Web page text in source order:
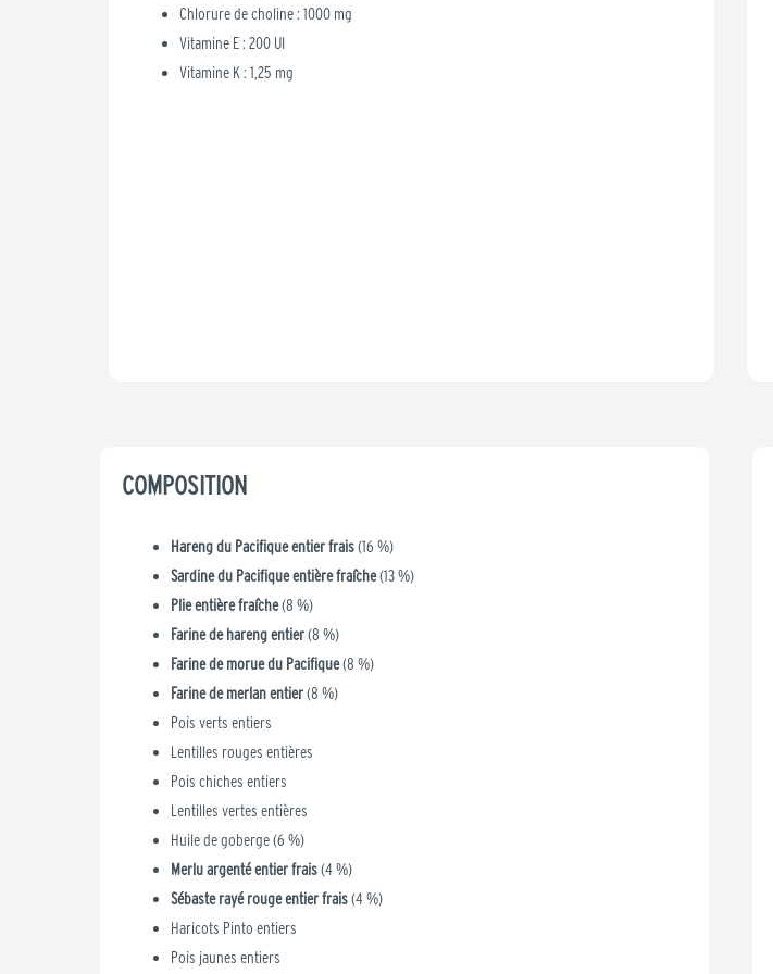
Chlorure de choline : 1000 mg
Vitamine E : 200 UI
Vitamine K : 1,25 mg
COMPOSITION
Hareng du Pacifique entier frais(16 %)
Sardine du Pacifique entière fraîche(13 %)
Plie entière fraîche(8 %)
Farine de hareng entier(8 %)
Farine de morue du Pacifique(8 %)
Farine de merlan entier(8 %)
Pois verts entiers
Lentilles rouges entières
Pois chiches entiers
Lentilles vertes entières
Huile de goberge (6 %)
Merlu argenté entier frais(4 %)
Sébaste rayé rouge entier frais(4 %)
Haricots Pinto entiers
Pois jaunes entiers